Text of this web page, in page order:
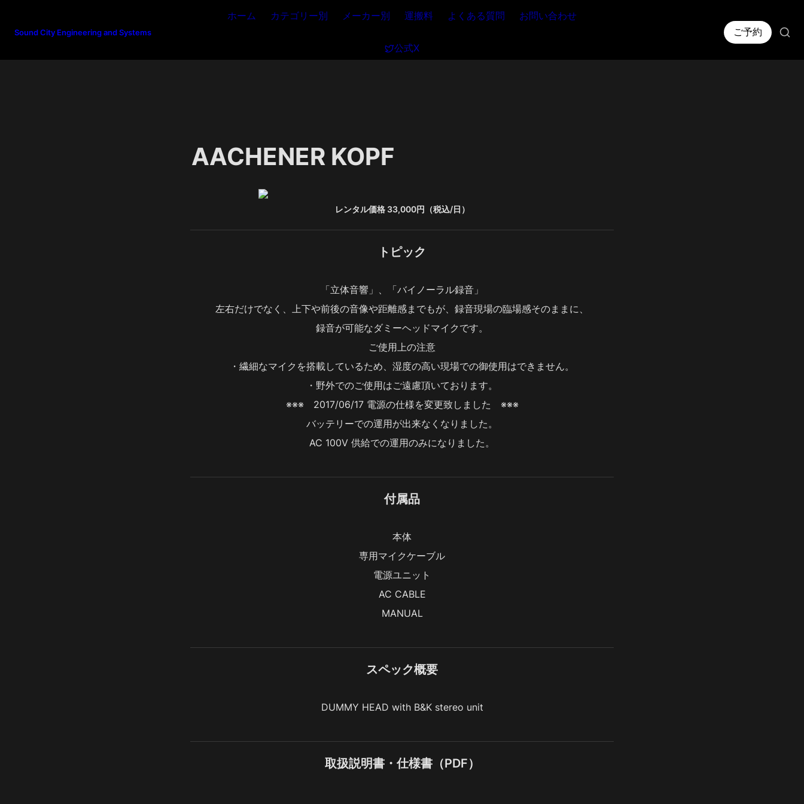
Sound City Engineering and Systems
ホーム カテゴリー別 メーカー別 運搬料 よくある質問 お問い合わせ
公式X
ご予約
AACHENER KOPF
レンタル価格 33,000円（税込/日）
トピック
「立体音響」、「バイノーラル録音」
左右だけでなく、上下や前後の音像や距離感までもが、録音現場の臨場感そのままに、
録音が可能なダミーヘッドマイクです。
ご使用上の注意
・繊細なマイクを搭載しているため、湿度の高い現場での御使用はできません。
・野外でのご使用はご遠慮頂いております。
※※※　2017/06/17 電源の仕様を変更致しました　※※※
バッテリーでの運用が出来なくなりました。
AC 100V 供給での運用のみになりました。
付属品
本体
専用マイクケーブル
電源ユニット
AC CABLE
MANUAL
スペック概要
DUMMY HEAD with B&K stereo unit
取扱説明書・仕様書（PDF）